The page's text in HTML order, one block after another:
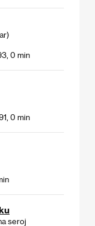
0 min
0 min
seroj